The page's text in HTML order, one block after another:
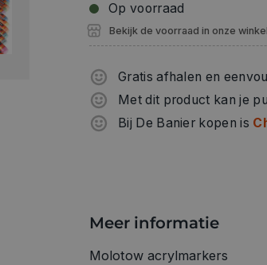
Op voorraad
Bekijk de voorraad in onze
Gratis afhalen en
Met dit product kan je
Bij De Banier kopen is
Meer informatie
Molotow acrylmarkers